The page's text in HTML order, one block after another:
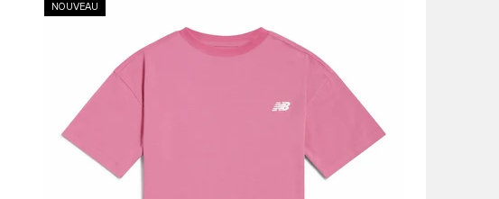
NOUVEAU